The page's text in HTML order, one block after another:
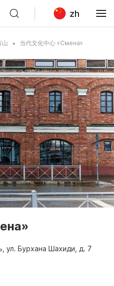
zh
山 当代文化中心 «Смена»
ул. Бурхана Шахиди, д. 7